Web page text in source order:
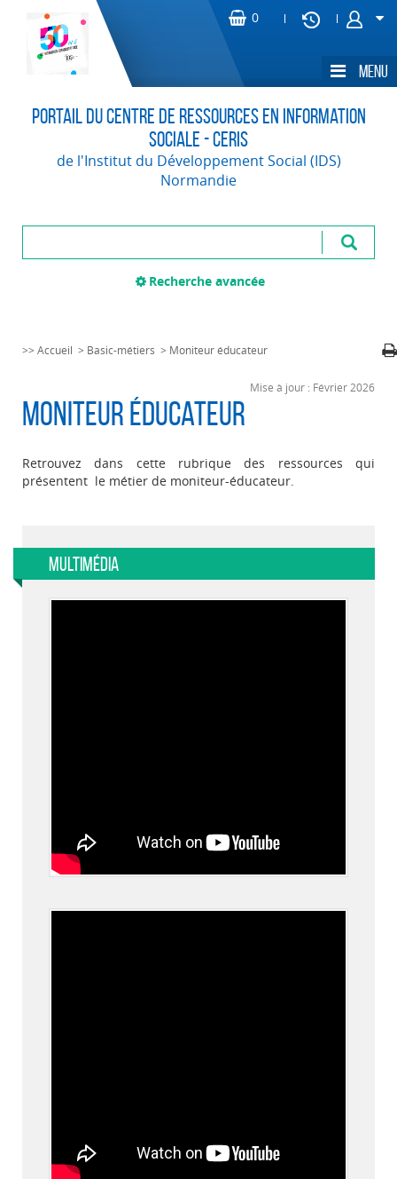
Portail du Centre de Ressources en Information
Sociale - CERIS
de l'Institut du Développement Social (IDS)
Normandie
Recherche avancée
>> Accueil > Basic-métiers > Moniteur éducateur
Mise à jour : Février 2026
Moniteur éducateur
Retrouvez dans cette rubrique des ressources qui
présentent le métier de moniteur-éducateur.
Multimédia